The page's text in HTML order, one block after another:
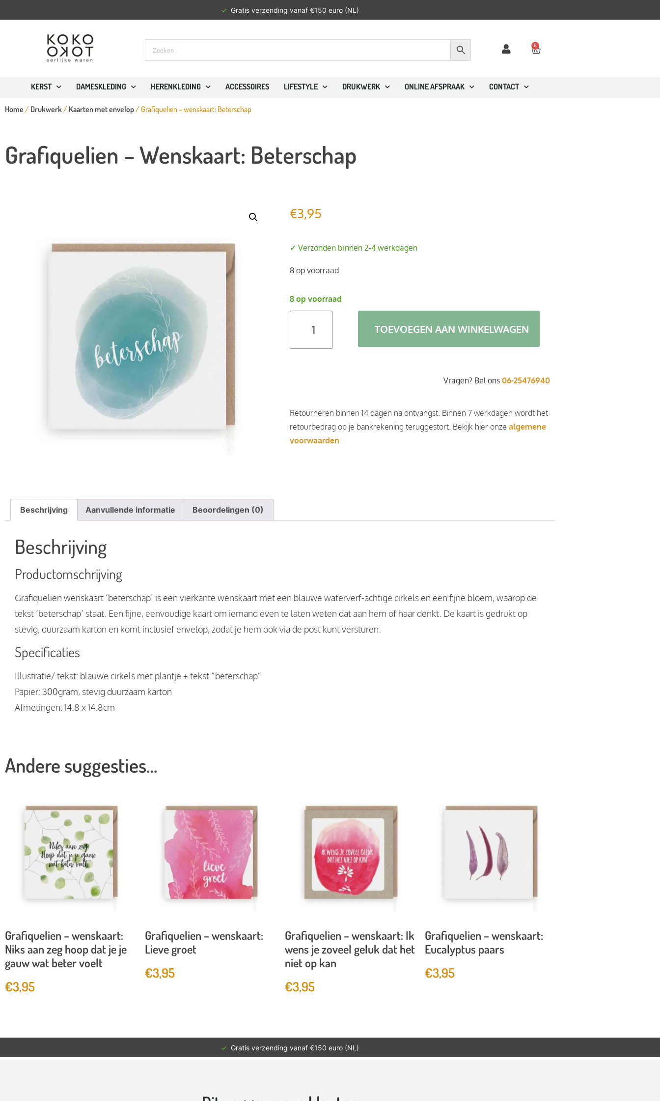
✓ Gratis verzending vanaf €150 euro (NL)
0
KERST DAMESKLEDING HERENKLEDING ACCESSOIRES LIFESTYLE DRUKWERK ONLINE AFSPRAAK CONTACT
Home / Drukwerk/ Kaarten met envelop/ Grafiquelien – wenskaart: Beterschap
Grafiquelien – Wenskaart: Beterschap
€3,95
✓ Verzonden binnen 2-4 werkdagen
8 op voorraad
8 op voorraad
TOEVOEGEN AAN WINKELWAGEN
Vragen? Bel ons 06-25476940
Retourneren binnen 14 dagen na ontvangst. Binnen 7 werkdagen wordt het
retourbedrag op je bankrekening teruggestort. Bekijk hier onze algemene
voorwaarden
Beschrijving Aanvullende informatie Beoordelingen (0)
Beschrijving
Productomschrijving
Grafiquelien wenskaart ‘beterschap’ is een vierkante wenskaart met een blauwe waterverf-achtige cirkels en een fijne bloem, waarop de
tekst ‘beterschap’ staat. Een fijne, eenvoudige kaart om iemand even te laten weten dat aan hem of haar denkt. De kaart is gedrukt op
stevig, duurzaam karton en komt inclusief envelop, zodat je hem ook via de post kunt versturen.
Specificaties
Illustratie/ tekst: blauwe cirkels met plantje + tekst “beterschap”
Papier: 300gram, stevig duurzaam karton
Afmetingen: 14.8 x 14.8cm
Andere suggesties…
Grafiquelien – wenskaart:
Niks aan zeg hoop dat je je
gauw wat beter voelt
€3,95
Grafiquelien – wenskaart:
Lieve groet
€3,95
Grafiquelien – wenskaart: Ik
wens je zoveel geluk dat het
niet op kan
€3,95
Grafiquelien – wenskaart:
Eucalyptus paars
€3,95
✓ Gratis verzending vanaf €150 euro (NL)